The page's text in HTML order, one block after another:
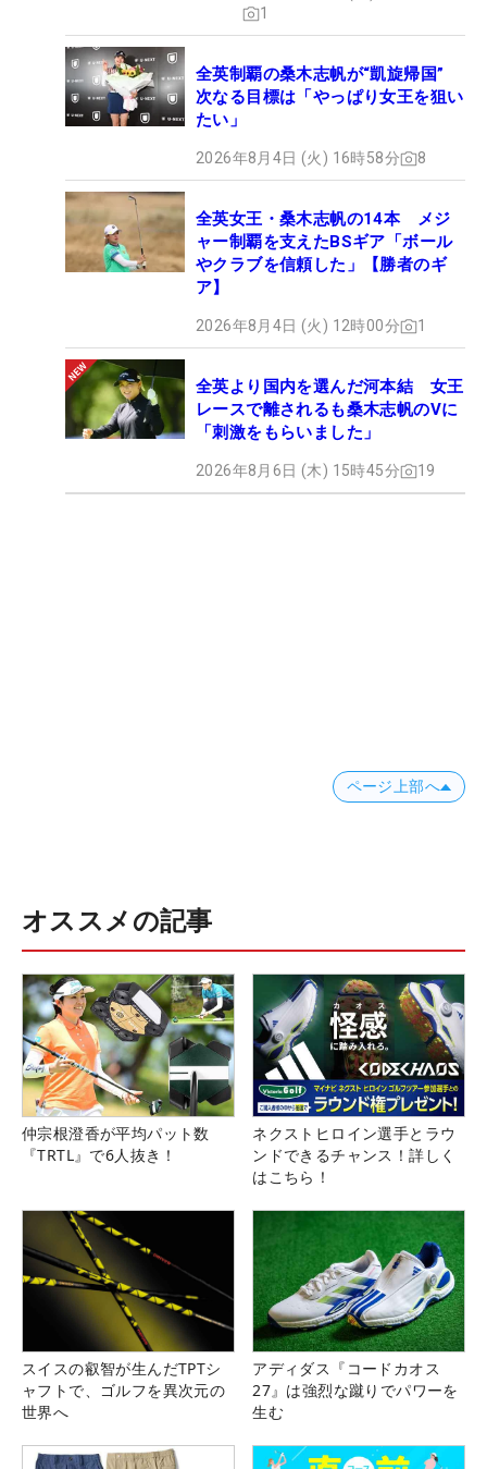
1
全英制覇の桑木志帆が“凱旋帰国”
次なる目標は「やっぱり女王を狙い
たい」
2026年8月4日 (火) 16時58分 8
全英女王・桑木志帆の14本 メジ
ャー制覇を支えたBSギア「ボール
やクラブを信頼した」【勝者のギ
ア】
2026年8月4日 (火) 12時00分 1
全英より国内を選んだ河本結 女王
レースで離されるも桑木志帆のVに
「刺激をもらいました」
2026年8月6日 (木) 15時45分 19
ページ上部へ
オススメの記事
仲宗根澄香が平均パット数
『TRTL』で6人抜き！
ネクストヒロイン選手とラウ
ンドできるチャンス！詳しく
はこちら！
スイスの叡智が生んだTPTシ
ャフトで、ゴルフを異次元の
世界へ
アディダス『コードカオス
27』は強烈な蹴りでパワーを
生む